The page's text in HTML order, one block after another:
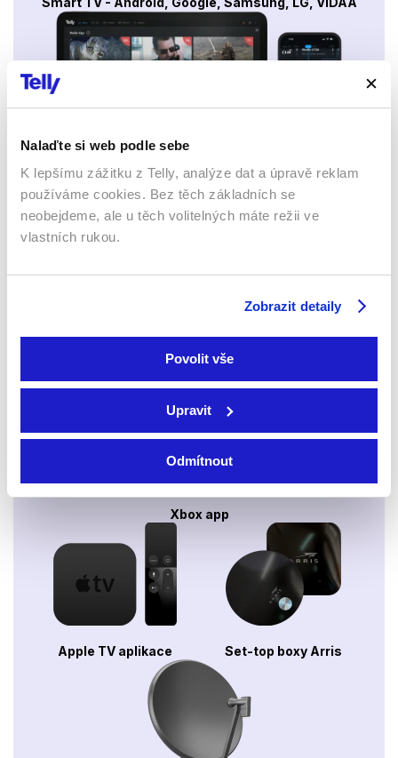
Nalaďte si web podle sebe
K lepšímu zážitku z Telly, analýze dat a úpravě reklam
používáme cookies. Bez těch základních se
neobejdeme, ale u těch volitelných máte režii ve
vlastních rukou.
Zobrazit detaily
Povolit vše
Upravit
Odmítnout
Mobily a tablety (Android a Apple)
Webový prohlížeč
Xbox app
Apple TV aplikace Set-top boxy Arris